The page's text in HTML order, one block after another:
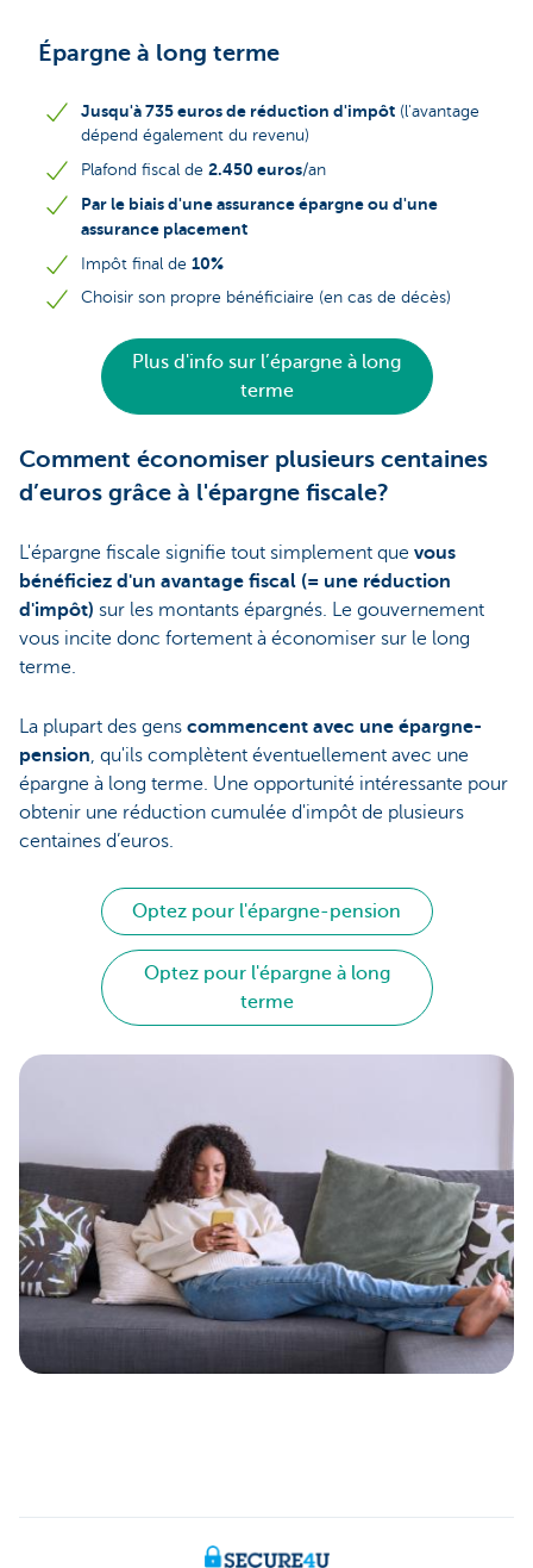
Épargne à long terme
Jusqu'à 735 euros de réduction d'impôt (l'avantage
dépend également du revenu)
Plafond fiscal de 2.450 euros/an
Par le biais d'une assurance épargne ou d'une
assurance placement
Impôt final de 10%
Choisir son propre bénéficiaire (en cas de décès)
Plus d'info sur l’épargne à long
terme
Comment économiser plusieurs centaines
d’euros grâce à l'épargne fiscale?
L'épargne fiscale signifie tout simplement que vous
bénéficiez d'un avantage fiscal (= une réduction
d'impôt) sur les montants épargnés. Le gouvernement
vous incite donc fortement à économiser sur le long
terme.
La plupart des gens commencent avec une épargne-
pension, qu'ils complètent éventuellement avec une
épargne à long terme. Une opportunité intéressante pour
obtenir une réduction cumulée d'impôt de plusieurs
centaines d’euros.
Optez pour l'épargne-pension
Optez pour l'épargne à long
terme